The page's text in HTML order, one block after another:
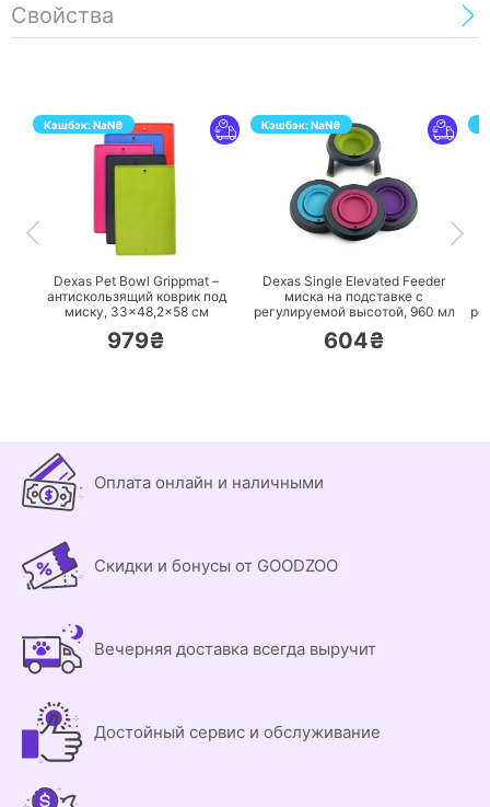
Свойства
Кэшбэк:NaN₴
ПЕРЕЙТИ
Dexas Pet Bowl Grippmat –
антискользящий коврик под
миску, 33×48,2×58 см
979₴
Кэшбэк:NaN₴
ПЕРЕЙТИ
Dexas Single Elevated Feeder
миска на подставке с
регулируемой высотой, 960 мл
604₴
Оплата онлайн и наличными
Скидки и бонусы от GOODZOO
Вечерняя доставка всегда выручит
Достойный сервис и обслуживание